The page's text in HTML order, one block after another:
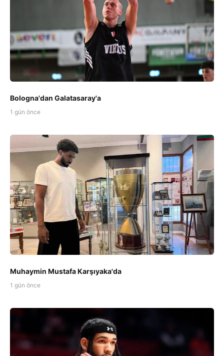
Bologna'dan Galatasaray'a
1 gün önce
Muhaymin Mustafa Karşıyaka'da
1 gün önce